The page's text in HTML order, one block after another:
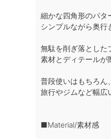
細かな四角形のパタ
シンプルながら奥行
無駄を削ぎ落とした
素材とディテールが
普段使いはもちろん、
旅行やジムなど幅広
■Material/素材感